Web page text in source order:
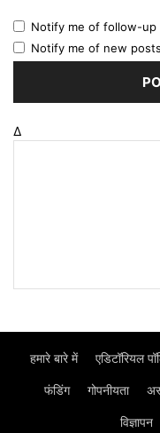
Notify me of follow-up
Notify me of new
Δ
हमारे बारे में एडिटॉरियल
फंडिंग गोपनीयता
विज्ञापन